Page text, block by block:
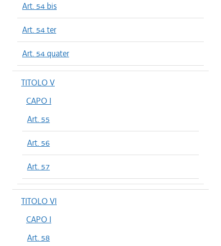
Art. 54 bis
Art. 54 ter
Art. 54 quater
TITOLO V
CAPO I
Art. 55
Art. 56
Art. 57
TITOLO VI
CAPO I
Art. 58